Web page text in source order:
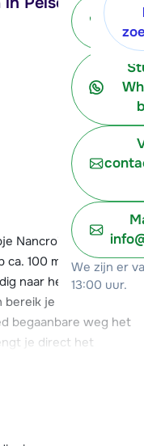
We zijn er
13:00 uur.
Nancroix, dat
ca. 100 meter van het
naar het skigebied
je binnen 10
begaanbare weg het
je direct het
je nóg meer
het